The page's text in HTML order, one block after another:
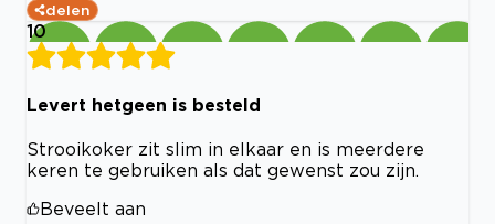
delen
10
Levert hetgeen is besteld
Strooikoker zit slim in elkaar en is meerdere
keren te gebruiken als dat gewenst zou zijn.
Beveelt aan